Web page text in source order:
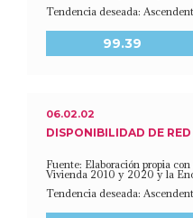
Tendencia deseada:
99.39
06.02.02
DISPONIBILIDAD DE
Fuente: Elaboración propia
Vivienda 2010 y 2020 y la
Tendencia deseada: